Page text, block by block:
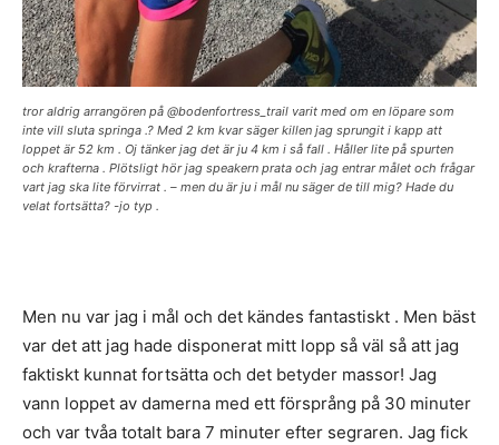
tror aldrig arrangören på @bodenfortress_trail varit med om en löpare som
inte vill sluta springa .? Med 2 km kvar säger killen jag sprungit i kapp att
loppet är 52 km . Oj tänker jag det är ju 4 km i så fall . Håller lite på spurten
och krafterna . Plötsligt hör jag speakern prata och jag entrar målet och frågar
vart jag ska lite förvirrat . – men du är ju i mål nu säger de till mig? Hade du
velat fortsätta? -jo typ .
Men nu var jag i mål och det kändes fantastiskt . Men bäst
var det att jag hade disponerat mitt lopp så väl så att jag
faktiskt kunnat fortsätta och det betyder massor! Jag
vann loppet av damerna med ett försprång på 30 minuter
och var tvåa totalt bara 7 minuter efter segraren. Jag fick